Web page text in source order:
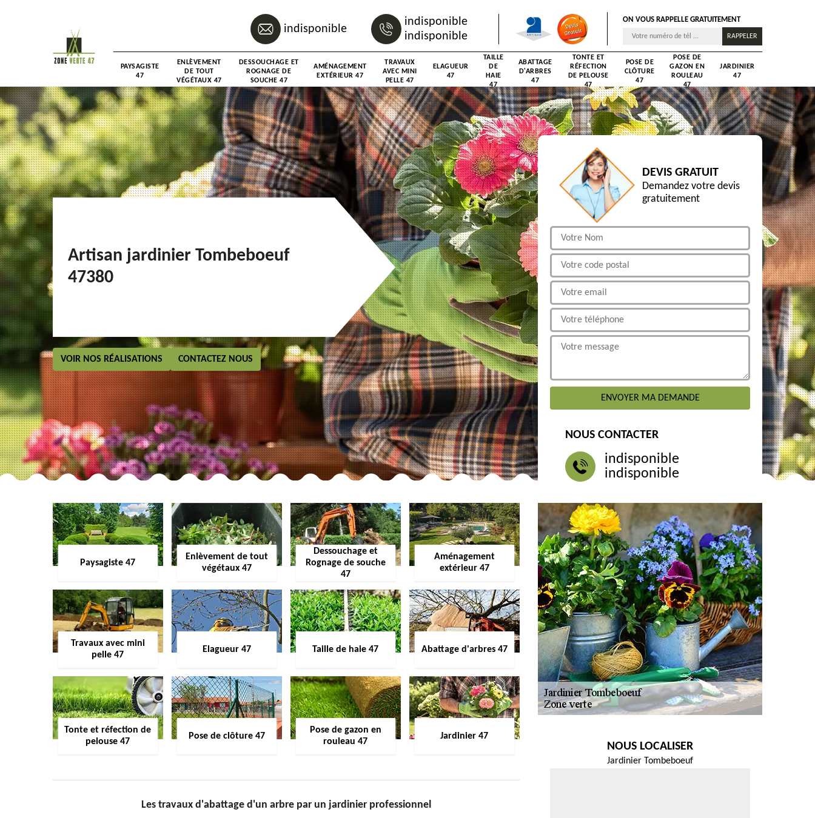
indisponible
indisponible
indisponible
ON VOUS RAPPELLE GRATUITEMENT
PAYSAGISTE
47
ENLÈVEMENT
DE TOUT
VÉGÉTAUX 47
DESSOUCHAGE ET
ROGNAGE DE
SOUCHE 47
AMÉNAGEMENT
EXTÉRIEUR 47
TRAVAUX
AVEC MINI
PELLE 47
ELAGUEUR
47
TAILLE
DE
HAIE
47
ABATTAGE
D'ARBRES
47
TONTE ET
RÉFECTION
DE PELOUSE
47
POSE DE
CLÔTURE
47
POSE DE
GAZON EN
ROULEAU
47
JARDINIER
47
Artisan jardinier Tombeboeuf
47380
VOIR NOS RÉALISATIONS CONTACTEZ NOUS
Paysagiste 47
Enlèvement de tout
végétaux 47
Dessouchage et
Rognage de souche
47
Aménagement
extérieur 47
Travaux avec mini
pelle 47
Elagueur 47 Taille de haie 47 Abattage d'arbres 47
Tonte et réfection de
pelouse 47
Pose de clôture 47
Pose de gazon en
rouleau 47
Jardinier 47
Les travaux d'abattage d'un arbre par un jardinier professionnel
DEVIS GRATUIT
Demandez votre devis
gratuitement
NOUS CONTACTER
indisponible
indisponible
NOUS LOCALISER
Jardinier Tombeboeuf